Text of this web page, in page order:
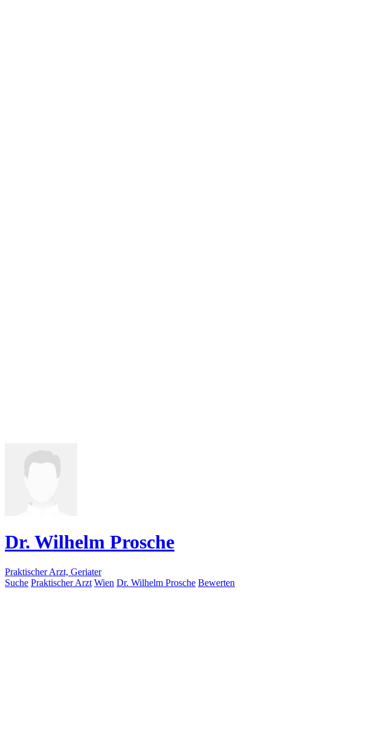
Dr. Wilhelm Prosche
Praktischer Arzt, Geriater
Suche Praktischer Arzt Wien Dr. Wilhelm Prosche Bewerten